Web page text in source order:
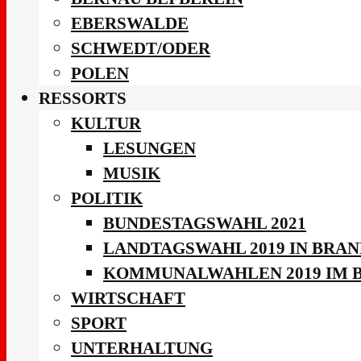
EBERSWALDE
SCHWEDT/ODER
POLEN
RESSORTS
KULTUR
LESUNGEN
MUSIK
POLITIK
BUNDESTAGSWAHL 2021
LANDTAGSWAHL 2019 IN
KOMMUNALWAHLEN 2019 IM
WIRTSCHAFT
SPORT
UNTERHALTUNG